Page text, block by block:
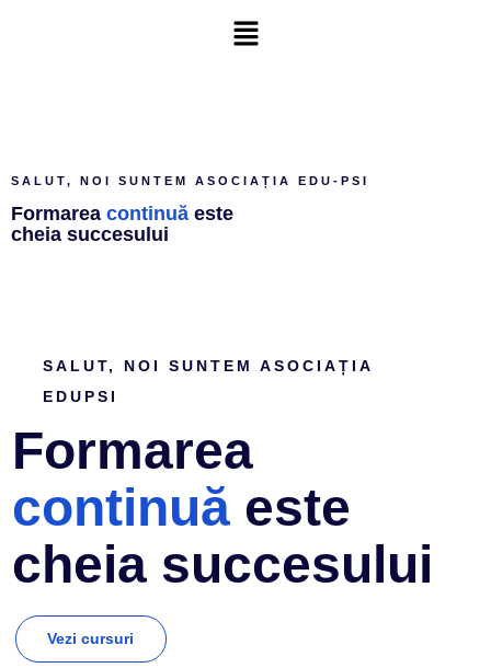
SALUT, NOI SUNTEM ASOCIAȚIA EDU-PSI
Formarea continuă este
cheia succesului
SALUT, NOI SUNTEM ASOCIAȚIA
EDUPSI
Formarea
continuă este
cheia succesului
Vezi cursuri